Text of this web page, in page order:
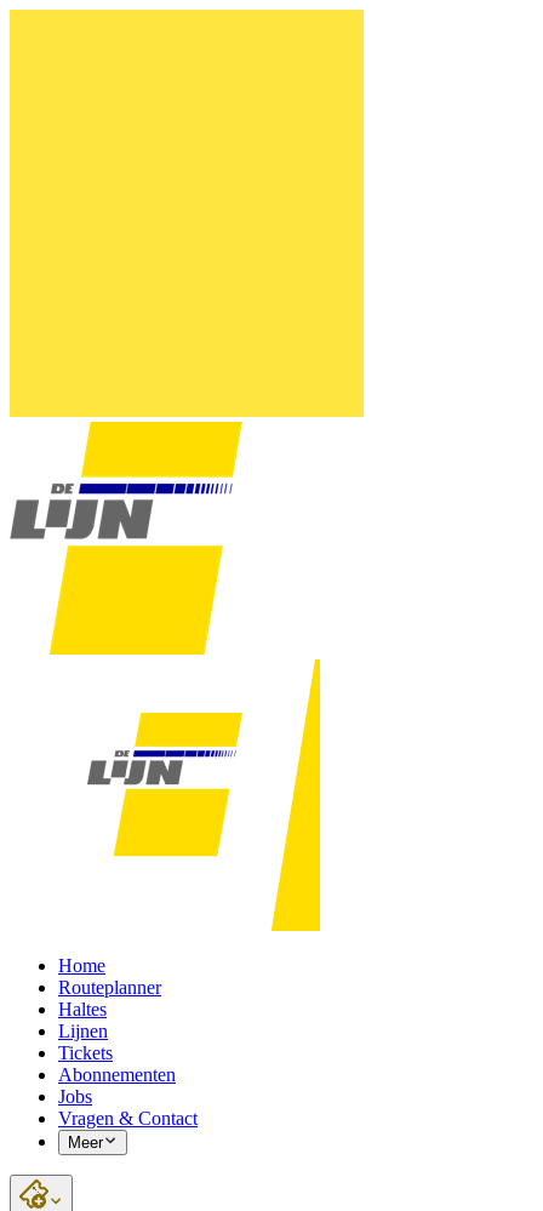
Home
Routeplanner
Haltes
Lijnen
Tickets
Abonnementen
Jobs
Vragen & Contact
Meer